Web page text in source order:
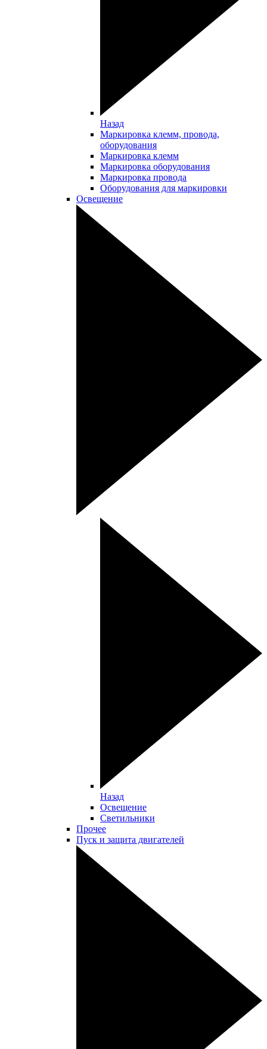
Назад
Маркировка клемм, провода,
оборудования
Маркировка клемм
Маркировка оборудования
Маркировка провода
Оборудования для маркировки
Освещение
Назад
Освещение
Светильники
Прочее
Пуск и защита двигателей